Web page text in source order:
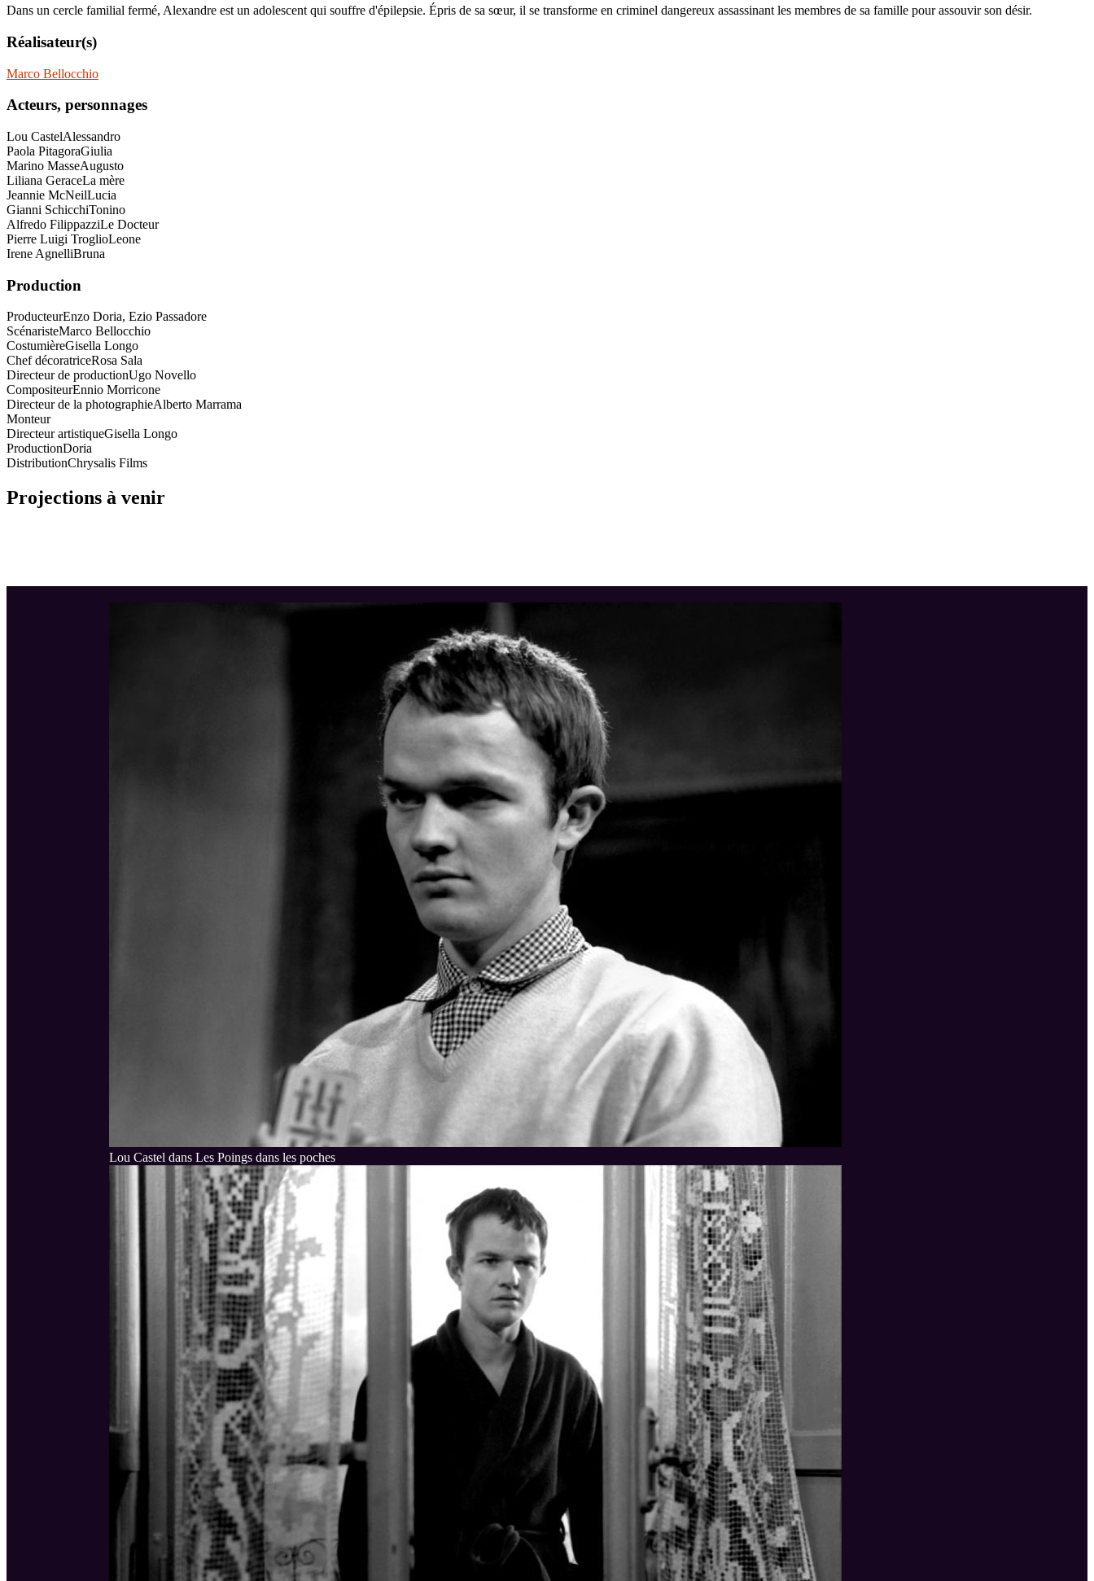
Dans un cercle familial fermé, Alexandre est un adolescent qui souffre d'épilepsie. Épris de sa sœur, il se transforme en criminel dangereux assassinant les membres de sa famille pour assouvir son désir.
Réalisateur(s)
Marco Bellocchio
Acteurs, personnages
Lou CastelAlessandro
Paola PitagoraGiulia
Marino MasseAugusto
Liliana GeraceLa mère
Jeannie McNeilLucia
Gianni SchicchiTonino
Alfredo FilippazziLe Docteur
Pierre Luigi TroglioLeone
Irene AgnelliBruna
Production
ProducteurEnzo Doria, Ezio Passadore
ScénaristeMarco Bellocchio
CostumièreGisella Longo
Chef décoratriceRosa Sala
Directeur de productionUgo Novello
CompositeurEnnio Morricone
Directeur de la photographieAlberto Marrama
Monteur
Directeur artistiqueGisella Longo
ProductionDoria
DistributionChrysalis Films
Projections à venir
Lou Castel dans Les Poings dans les poches